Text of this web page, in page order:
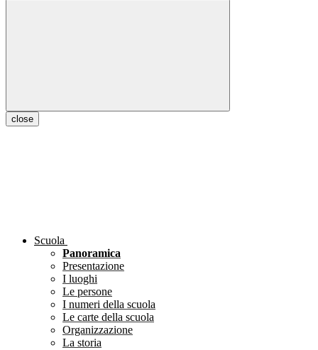
close
Scuola
Panoramica
Presentazione
I luoghi
Le persone
I numeri della scuola
Le carte della scuola
Organizzazione
La storia